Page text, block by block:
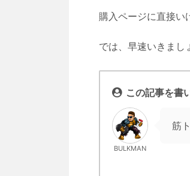
購入ページに直接い
では、早速いきまし
この記事を書
BULKMAN
筋